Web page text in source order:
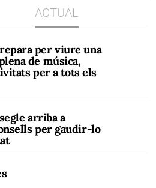
ACTUAL
per viure una
de música,
per a tots els
arriba a
per gaudir-lo